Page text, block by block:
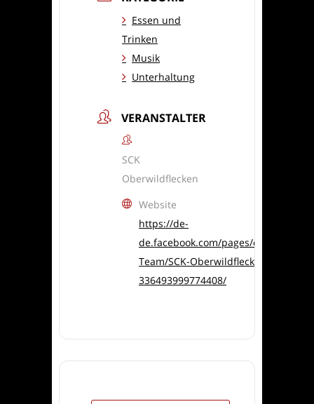
Essen und
Trinken
Musik
Unterhaltung
VERANSTALTER
SCK
Oberwildflecken
Website
https://de-
de.facebook.com/pages/category/
Team/SCK-Oberwildflecken-
336493999774408/